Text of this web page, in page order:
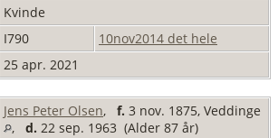
Kvinde
I790
10nov2014 det hele
25 apr. 2021
Jens Peter Olsen, f. 3 nov. 1875, Veddinge
, d. 22 sep. 1963 (Alder 87 år)